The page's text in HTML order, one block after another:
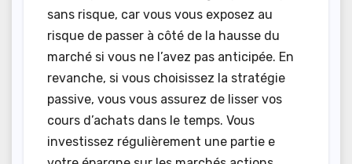
sans risque, car vous vous exposez au
risque de passer à côté de la hausse du
marché si vous ne l’avez pas anticipée. En
revanche, si vous choisissez la stratégie
passive, vous vous assurez de lisser vos
cours d’achats dans le temps. Vous
investissez régulièrement une partie e